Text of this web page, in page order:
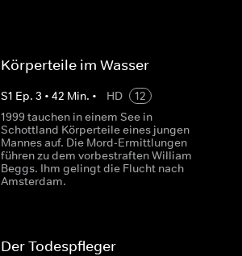
Körperteile im Wasser
S1 Ep. 3 • 42 Min. • HD
12
1999 tauchen in einem See in
Schottland Körperteile eines jungen
Mannes auf. Die Mord-Ermittlungen
führen zu dem vorbestraften William
Beggs. Ihm gelingt die Flucht nach
Amsterdam.
Der Todespfleger